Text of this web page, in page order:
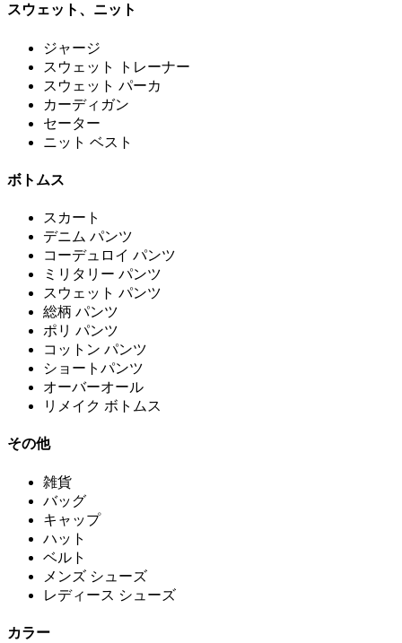
スウェット、ニット
ジャージ
スウェット トレーナー
スウェット パーカ
カーディガン
セーター
ニット ベスト
ボトムス
スカート
デニム パンツ
コーデュロイ パンツ
ミリタリー パンツ
スウェット パンツ
総柄 パンツ
ポリ パンツ
コットン パンツ
ショートパンツ
オーバーオール
リメイク ボトムス
その他
雑貨
バッグ
キャップ
ハット
ベルト
メンズ シューズ
レディース シューズ
カラー